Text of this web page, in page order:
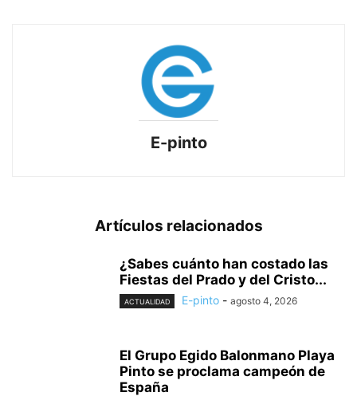
E-pinto
Artículos relacionados
¿Sabes cuánto han costado las
Fiestas del Prado y del Cristo...
ACTUALIDAD E-pinto - agosto 4, 2026
El Grupo Egido Balonmano Playa
Pinto se proclama campeón de
España